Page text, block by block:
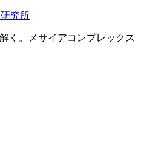
究所
く。メサイアコンプレックス